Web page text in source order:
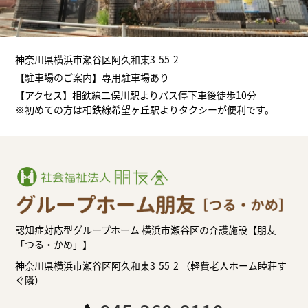
神奈川県横浜市瀬谷区阿久和東3-55-2
【駐車場のご案内】専用駐車場あり
【アクセス】相鉄線二俣川駅よりバス停下車後徒歩10分
※初めての方は相鉄線希望ヶ丘駅よりタクシーが便利です。
認知症対応型グループホーム 横浜市瀬谷区の介護施設【朋友
「つる・かめ」】
神奈川県横浜市瀬谷区阿久和東3-55-2 （軽費老人ホーム睦荘す
ぐ隣）